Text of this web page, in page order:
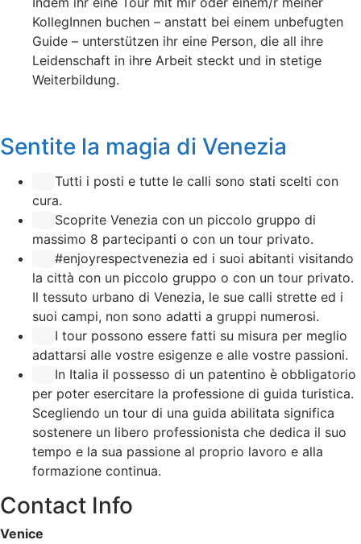
KollegInnen buchen – anstatt bei einem unbefugten
Guide – unterstützen ihr eine Person, die all ihre
Leidenschaft in ihre Arbeit steckt und in stetige
Weiterbildung.
Sentite la magia di Venezia
Tutti i posti e tutte le calli sono stati scelti con
cura.
Scoprite Venezia con un piccolo gruppo di
massimo 8 partecipanti o con un tour privato.
#enjoyrespectvenezia ed i suoi abitanti visitando
la città con un piccolo gruppo o con un tour privato.
Il tessuto urbano di Venezia, le sue calli strette ed i
suoi campi, non sono adatti a gruppi numerosi.
I tour possono essere fatti su misura per meglio
adattarsi alle vostre esigenze e alle vostre passioni.
In Italia il possesso di un patentino è obbligatorio
per poter esercitare la professione di guida turistica.
Scegliendo un tour di una guida abilitata significa
sostenere un libero professionista che dedica il suo
tempo e la sua passione al proprio lavoro e alla
formazione continua.
Contact Info
Venice